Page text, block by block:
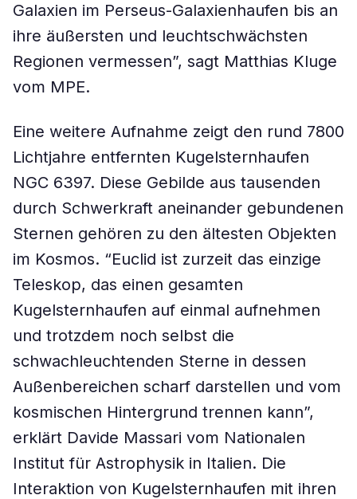
Galaxien im Perseus-Galaxienhaufen bis an
ihre äußersten und leuchtschwächsten
Regionen vermessen”, sagt Matthias Kluge
vom MPE.
Eine weitere Aufnahme zeigt den rund 7800
Lichtjahre entfernten Kugelsternhaufen
NGC 6397. Diese Gebilde aus tausenden
durch Schwerkraft aneinander gebundenen
Sternen gehören zu den ältesten Objekten
im Kosmos. “Euclid ist zurzeit das einzige
Teleskop, das einen gesamten
Kugelsternhaufen auf einmal aufnehmen
und trotzdem noch selbst die
schwachleuchtenden Sterne in dessen
Außenbereichen scharf darstellen und vom
kosmischen Hintergrund trennen kann”,
erklärt Davide Massari vom Nationalen
Institut für Astrophysik in Italien. Die
Interaktion von Kugelsternhaufen mit ihren